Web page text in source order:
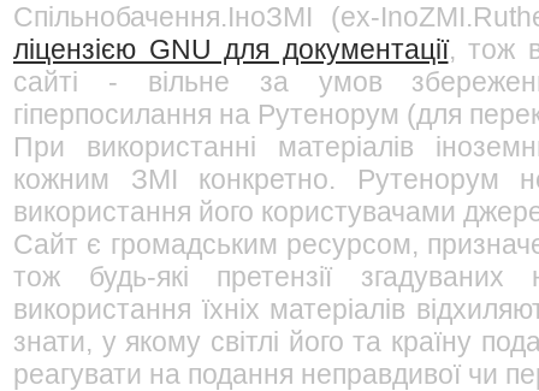
Спільнобачення.ІноЗМІ (ex-
ліцензією GNU для документації, тож
сайті - вільне за умов
гіперпосилання на Рутенорум (для
При використанні матеріалів
кожним ЗМІ конкретно. Рутенорум
використання його користувачами
Сайт є громадським ресурсом,
тож будь-які претензії
використання їхніх матеріалів
знати, у якому світлі його та країну
реагувати на подання неправдивої чи